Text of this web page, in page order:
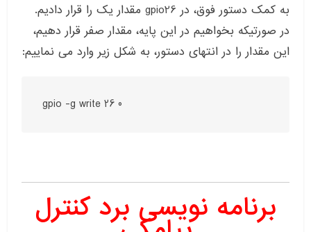
به کمک دستور فوق، در gpio26 مقدار یک را قرار دادیم.
در صورتیکه بخواهیم در این پایه، مقدار صفر قرار دهیم،
این مقدار را در انتهای دستور، به شکل زیر وارد می نماییم:
gpio -g write 26 0
برنامه نویسی برد کنترل